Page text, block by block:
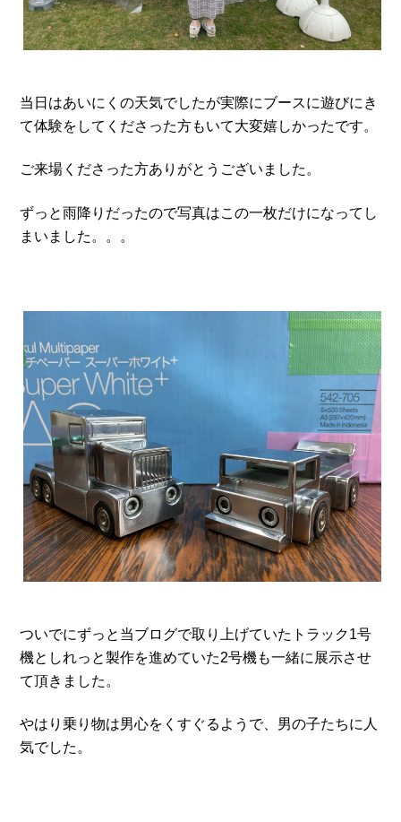
当日はあいにくの天気でしたが実際にブースに遊びにき
て体験をしてくださった方もいて大変嬉しかったです。
ご来場くださった方ありがとうございました。
ずっと雨降りだったので写真はこの一枚だけになってし
まいました。。。
ついでにずっと当ブログで取り上げていたトラック1号
機としれっと製作を進めていた2号機も一緒に展示させ
て頂きました。
やはり乗り物は男心をくすぐるようで、男の子たちに人
気でした。